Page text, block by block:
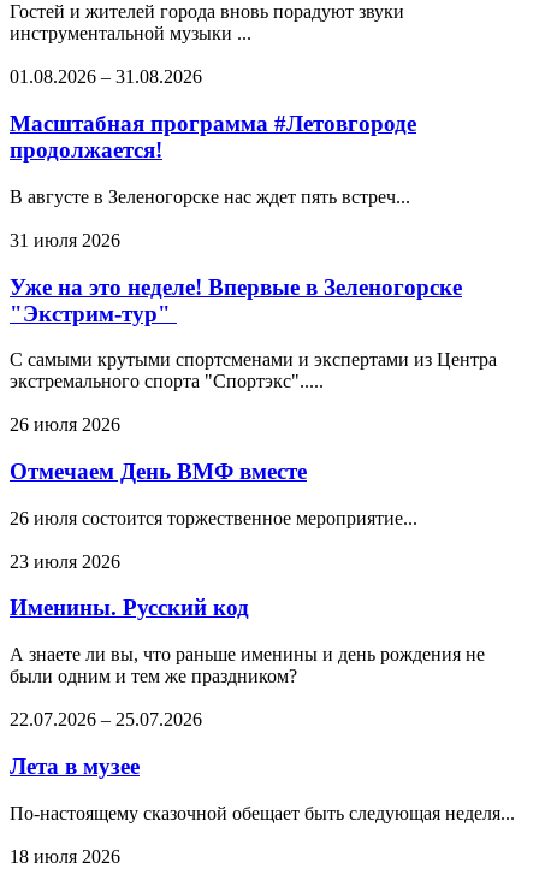
Гостей и жителей города вновь порадуют звуки
инструментальной музыки ...
01.08.2026 – 31.08.2026
Масштабная программа #Летовгороде
продолжается!
В августе в Зеленогорске нас ждет пять встреч...
31 июля 2026
Уже на это неделе! Впервые в Зеленогорске
"Экстрим-тур"
С самыми крутыми спортсменами и экспертами из Центра
экстремального спорта "Спортэкс".....
26 июля 2026
Отмечаем День ВМФ вместе
26 июля состоится торжественное мероприятие...
23 июля 2026
Именины. Русский код
А знаете ли вы, что раньше именины и день рождения не
были одним и тем же праздником?
22.07.2026 – 25.07.2026
Лета в музее
По-настоящему сказочной обещает быть следующая неделя...
18 июля 2026